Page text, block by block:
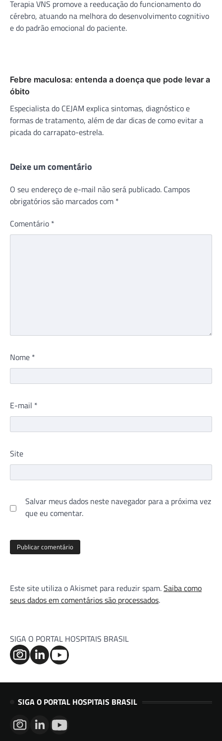
Terapia VNS promove a reeducação do funcionamento do
cérebro, atuando na melhora do desenvolvimento cognitivo
e do padrão emocional do paciente.
Febre maculosa: entenda a doença que pode levar a
óbito
Especialista do CEJAM explica sintomas, diagnóstico e
formas de tratamento, além de dar dicas de como evitar a
picada do carrapato-estrela.
Deixe um comentário
O seu endereço de e-mail não será publicado. Campos
obrigatórios são marcados com *
Comentário *
Nome *
E-mail *
Site
Salvar meus dados neste navegador para a próxima vez
que eu comentar.
Este site utiliza o Akismet para reduzir spam.Saiba como
seus dados em comentários são processados.
SIGA O PORTAL HOSPITAIS BRASIL
SIGA O PORTAL HOSPITAIS BRASIL